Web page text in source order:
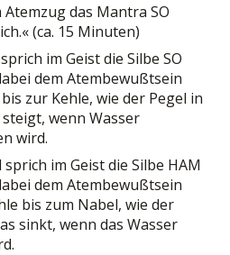
das Mantra SO
(ca. 15 Minuten)
im Geist die Silbe SO
dem Atembewußtsein
zur Kehle, wie der Pegel in
wenn Wasser
wird.
im Geist die Silbe HAM
dem Atembewußtsein
bis zum Nabel, wie der
sinkt, wenn das Wasser